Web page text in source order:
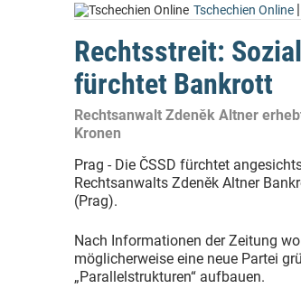
Tschechien Online |
Rechtsstreit:
fürchtet Bankrott
Rechtsanwalt Zdeněk Altner
Kronen
Prag - Die ČSSD fürchtet
Rechtsanwalts Zdeněk Altner
(Prag).
Nach Informationen der Zeitung
möglicherweise eine neue Partei
„Parallelstrukturen“ aufbauen.